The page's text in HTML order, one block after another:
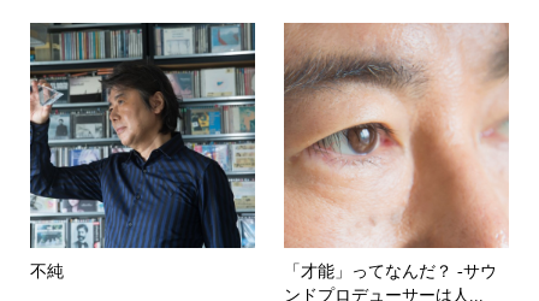
不純
「才能」ってなんだ？ -サウ
ンドプロデューサーは人...